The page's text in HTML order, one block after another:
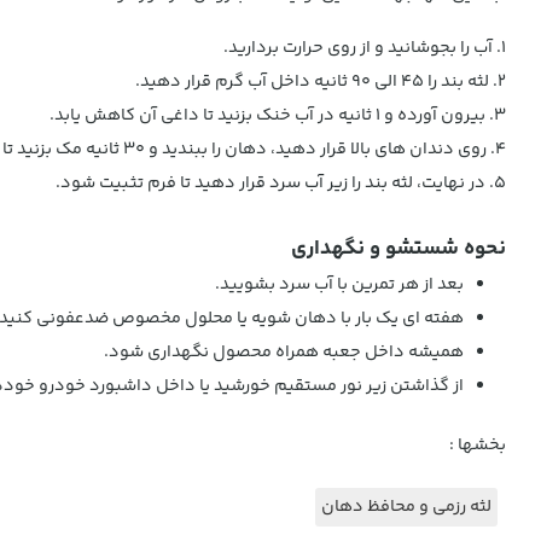
۱. آب را بجوشانید و از روی حرارت بردارید.
۲. لثه بند را 45 الی 90 ثانیه داخل آب گرم قرار دهید.
۳. بیرون آورده و ۱ ثانیه در آب خنک بزنید تا داغی آن کاهش یابد.
۴. روی دندان های بالا قرار دهید، دهان را ببندید و ۳۰ ثانیه مک بزنید تا کاملاً فرم بگیرد.
۵. در نهایت، لثه بند را زیر آب سرد قرار دهید تا فرم تثبیت شود.
نحوه شستشو و نگهداری
بعد از هر تمرین با آب سرد بشویید.
هفته ای یک بار با دهان شویه یا محلول مخصوص ضدعفونی
همیشه داخل جعبه همراه محصول نگهداری شود.
از گذاشتن زیر نور مستقیم خورشید یا داخل داشبورد خودرو
بخشها :
لثه رزمی و محافظ دهان